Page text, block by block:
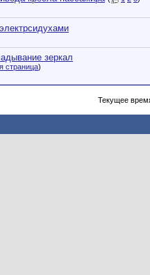
зеркал
страница)
Текущее